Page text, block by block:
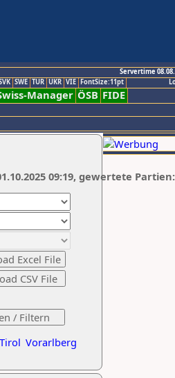
Servertime
SWE TUR UKR VIE FontSize:11pt
Manager ÖSB FIDE
Tirol Vorarlberg
09:19, gewertete Partien: